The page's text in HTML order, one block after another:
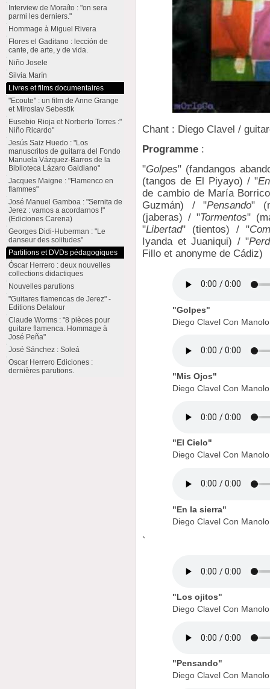
Chant : Diego Clavel /
Programme :
"Golpes" (fandangos
(tangos de El Piyayo) / "
de cambio de María
Guzmán) / "Pensando"
(jaberas) / "Tormentos"
"Libertad" (tientos) / "
Iyanda et Juaniqui) / "
Fillo et anonyme de Cádiz)
"Golpes"
Diego Clavel Con
"Mis Ojos"
Diego Clavel Con
"El Cielo"
Diego Clavel Con
"En la sierra"
Diego Clavel Con
`
"Los ojitos"
Diego Clavel Con
"Pensando"
Diego Clavel Con
Interview de Moraíto : "on sera
parmi les derniers."
Hommage à Miguel Rivera
Flores el Gaditano : lección de
cante, de arte, y de vida.
Niño Josele
Silvia Marín
Livres et films documentaires
"Ecoute" : un film de Anne Grange
et Miroslav Sebestik
Eusebio Rioja et Norberto Torres :"
Niño Ricardo"
Jesús Saiz Huedo : "Los
manuscritos de guitarra del Fondo
Manuela Vázquez-Barros de la
Biblioteca Lázaro Galdiano"
Jacques Maigne : "Flamenco en
flammes"
José Manuel Gamboa : "Sernita de
Jerez : vamos a acordarnos !"
(Ediciones Carena)
Georges Didi-Huberman : "Le
danseur des solitudes"
Partitions et DVDs pédagogiques
Óscar Herrero : deux nouvelles
collections didactiques
Nouvelles parutions
"Guitares flamencas de Jerez" -
Editions Delatour
Claude Worms : "8 pièces pour
guitare flamenca. Hommage à
José Peña"
José Sánchez : Soleá
Oscar Herrero Ediciones :
dernières parutions.